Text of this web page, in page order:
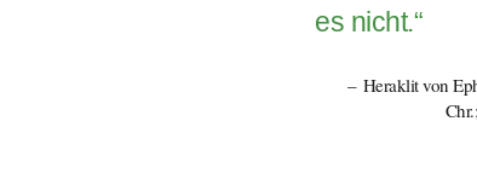
es nicht.“
Heraklit von